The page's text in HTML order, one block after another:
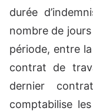
durée
nombre de
période, entre
contrat de
dernier
comptabilise